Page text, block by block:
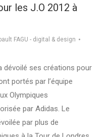
les J.O 2012 à
FAGU - digital & design
dévoilé ses créations pour
portés par l’équipe
Olympiques
par Adidas. Le
par plus de